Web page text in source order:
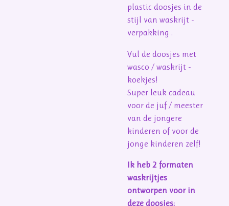
plastic doosjes in de
stijl van waskrijt -
verpakking .
Vul de doosjes met
wasco / waskrijt -
koekjes!
Super leuk cadeau
voor de juf / meester
van de jongere
kinderen of voor de
jonge kinderen zelf!
Ik heb 2 formaten
waskrijtjes
ontworpen voor in
deze doosjes: